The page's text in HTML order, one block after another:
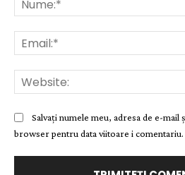
Salvați numele meu, adresa de e-mail
browser pentru data viitoare i comentariu.